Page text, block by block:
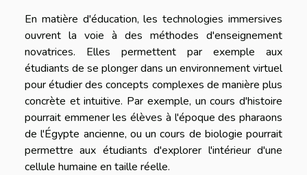
En matière d'éducation, les technologies immersives
ouvrent la voie à des méthodes d'enseignement
novatrices. Elles permettent par exemple aux
étudiants de se plonger dans un environnement virtuel
pour étudier des concepts complexes de manière plus
concrète et intuitive. Par exemple, un cours d'histoire
pourrait emmener les élèves à l'époque des pharaons
de l'Égypte ancienne, ou un cours de biologie pourrait
permettre aux étudiants d'explorer l'intérieur d'une
cellule humaine en taille réelle.